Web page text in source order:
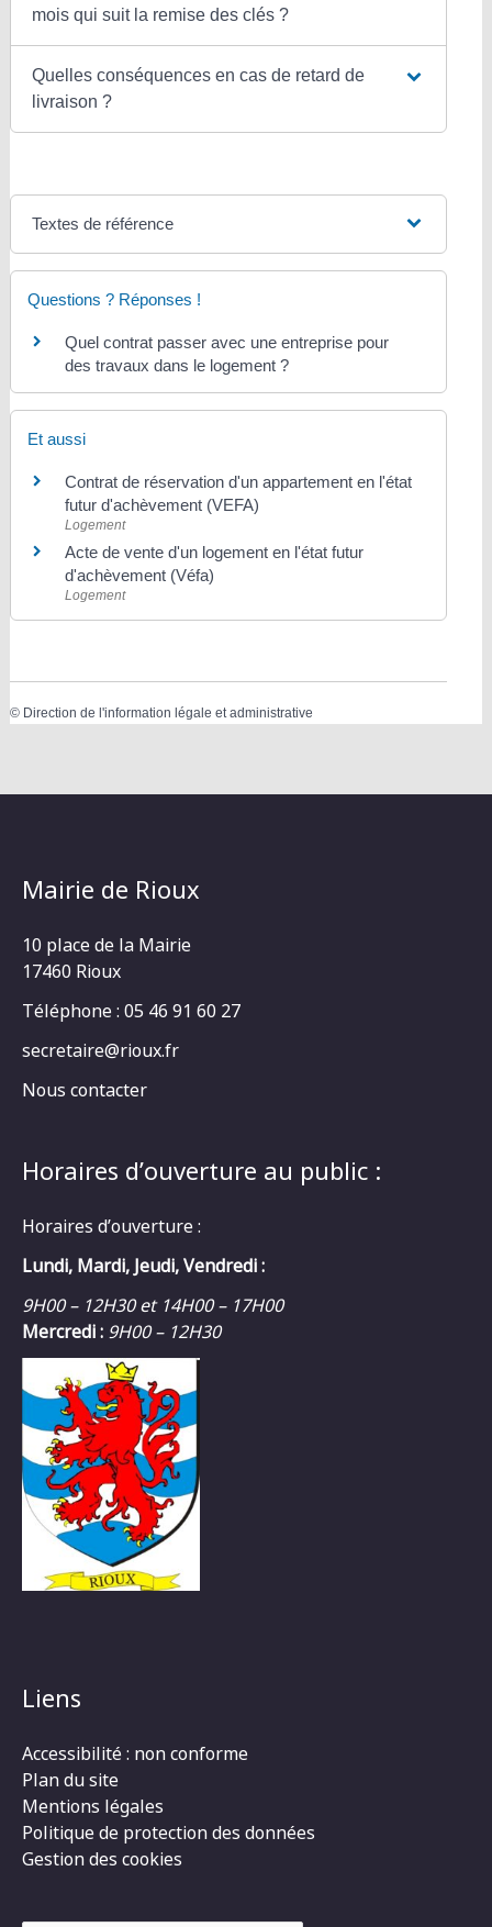
mois qui suit la remise des clés ?
Quelles conséquences en cas de retard de
livraison ?
Textes de référence
Questions ? Réponses !
Quel contrat passer avec une entreprise pour
des travaux dans le logement ?
Et aussi
Contrat de réservation d'un appartement en l'état
futur d'achèvement (VEFA)
Logement
Acte de vente d'un logement en l'état futur
d'achèvement (Véfa)
Logement
© Direction de l'information légale et administrative
Mairie de Rioux
10 place de la Mairie
17460 Rioux
Téléphone : 05 46 91 60 27
secretaire@rioux.fr
Nous contacter
Horaires d’ouverture au public :
Horaires d’ouverture :
Lundi, Mardi, Jeudi, Vendredi :
9H00 – 12H30 et 14H00 – 17H00
Mercredi : 9H00 – 12H30
Liens
Accessibilité : non conforme
Plan du site
Mentions légales
Politique de protection des données
Gestion des cookies